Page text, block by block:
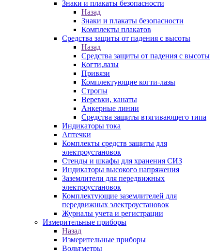
Знаки и плакаты безопасности
Назад
Знаки и плакаты безопасности
Комплекты плакатов
Средства защиты от падения с высоты
Назад
Средства защиты от падения с высоты
Когти,лазы
Привязи
Комплектующие когти-лазы
Стропы
Веревки, канаты
Анкерные линии
Средства защиты втягивающего типа
Индикаторы тока
Аптечки
Комплекты средств защиты для
электроустановок
Стенды и шкафы для хранения СИЗ
Индикаторы высокого напряжения
Заземлители для передвижных
электроустановок
Комплектующие заземлителей для
передвижных электроустановок
Журналы учета и регистрации
Измерительные приборы
Назад
Измерительные приборы
Вольтметры